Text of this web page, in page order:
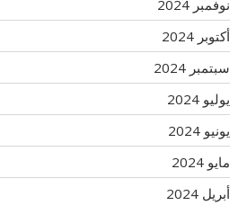
نوفمبر 2024
أكتوبر 2024
سبتمبر 2024
يوليو 2024
يونيو 2024
مايو 2024
أبريل 2024